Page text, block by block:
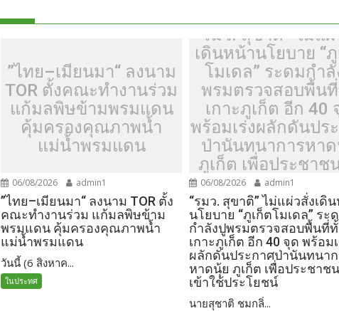
k
”ไทย–เมียนมา“ ลงนาม
TOR ตั้งคณะทำงานร่วม
แก้มลพิษข้ามพรมแดน
คุ้มครองคุณภาพน้ำ
แม่น้ำพรมแดน
06/08/2026 admin1
”ไทย–เมียนมา“ ลงนาม TOR ตั้ง
คณะทำงานร่วม แก้มลพิษข้าม
พรมแดน คุ้มครองคุณภาพน้ำ
แม่น้ำพรมแดน
วันนี้ (6 สิงหาค...
ในประทศ
“รมว. สุขาติ” ไม่แ
เดินหน้านโยบาย “
โมเดล” ระดมกำลั
พรมตรวจสอบพื้น
เกาะภูเก็ต อีก 40
พร้อมเร่งผลักดันปร
ป่านันทนาการหา
ภูเก็ต เพื่อประชาช
เข้าใช้ประโยชน์
06/08/2026 admin1
“รมว. สุขาติ” ไม่แผ่วสั่งเดิ
นโยบาย “ภูเก็ตโมเดล” ระ
กำลังปูพรมตรวจสอบพื้นที่ทั้
เกาะภูเก็ต อีก 40 จุด พร้อม
ผลักดันประกาศป่านันทนา
หาดนุ้ย ภูเก็ต เพื่อประชาช
เข้าใช้ประโยชน์
นายสุชาติ ชมกลิ่...